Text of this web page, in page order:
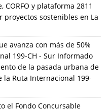
y plataforma 2811
sostenibles en La
avanza con más de 50%
199-CH - Sur Informado
de la pasada urbana de
Ruta Internacional 199-
el Fondo Concursable